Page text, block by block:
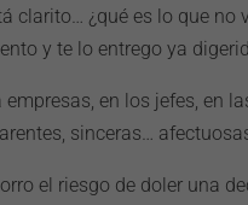
clarito… ¿qué es lo que
y te lo entrego ya
empresas, en los jefes, en
sinceras…
el riesgo de doler una